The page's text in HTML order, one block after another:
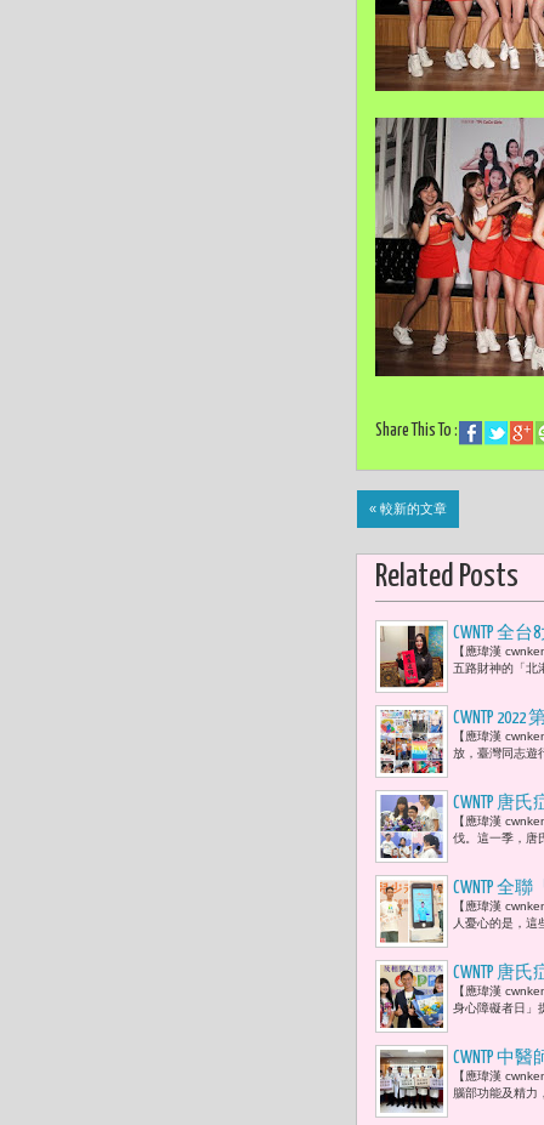
Share This To :
« 較新的文章
Related Posts
CWNTP 全
在這個浮
【應瑋漢
五路財神的「北
CWNTP
家知名企
【應瑋漢
放，臺灣同志遊
CWNTP 唐
伴、一種
【應瑋漢
伐。這一季，唐
CWNTP 全
翻轉第一步
【應瑋漢
人憂心的是，這
CWNTP 唐
療孩子築
【應瑋漢
身心障礙者日」
CWNTP 中
持身體新
【應瑋漢
腦部功能及精力